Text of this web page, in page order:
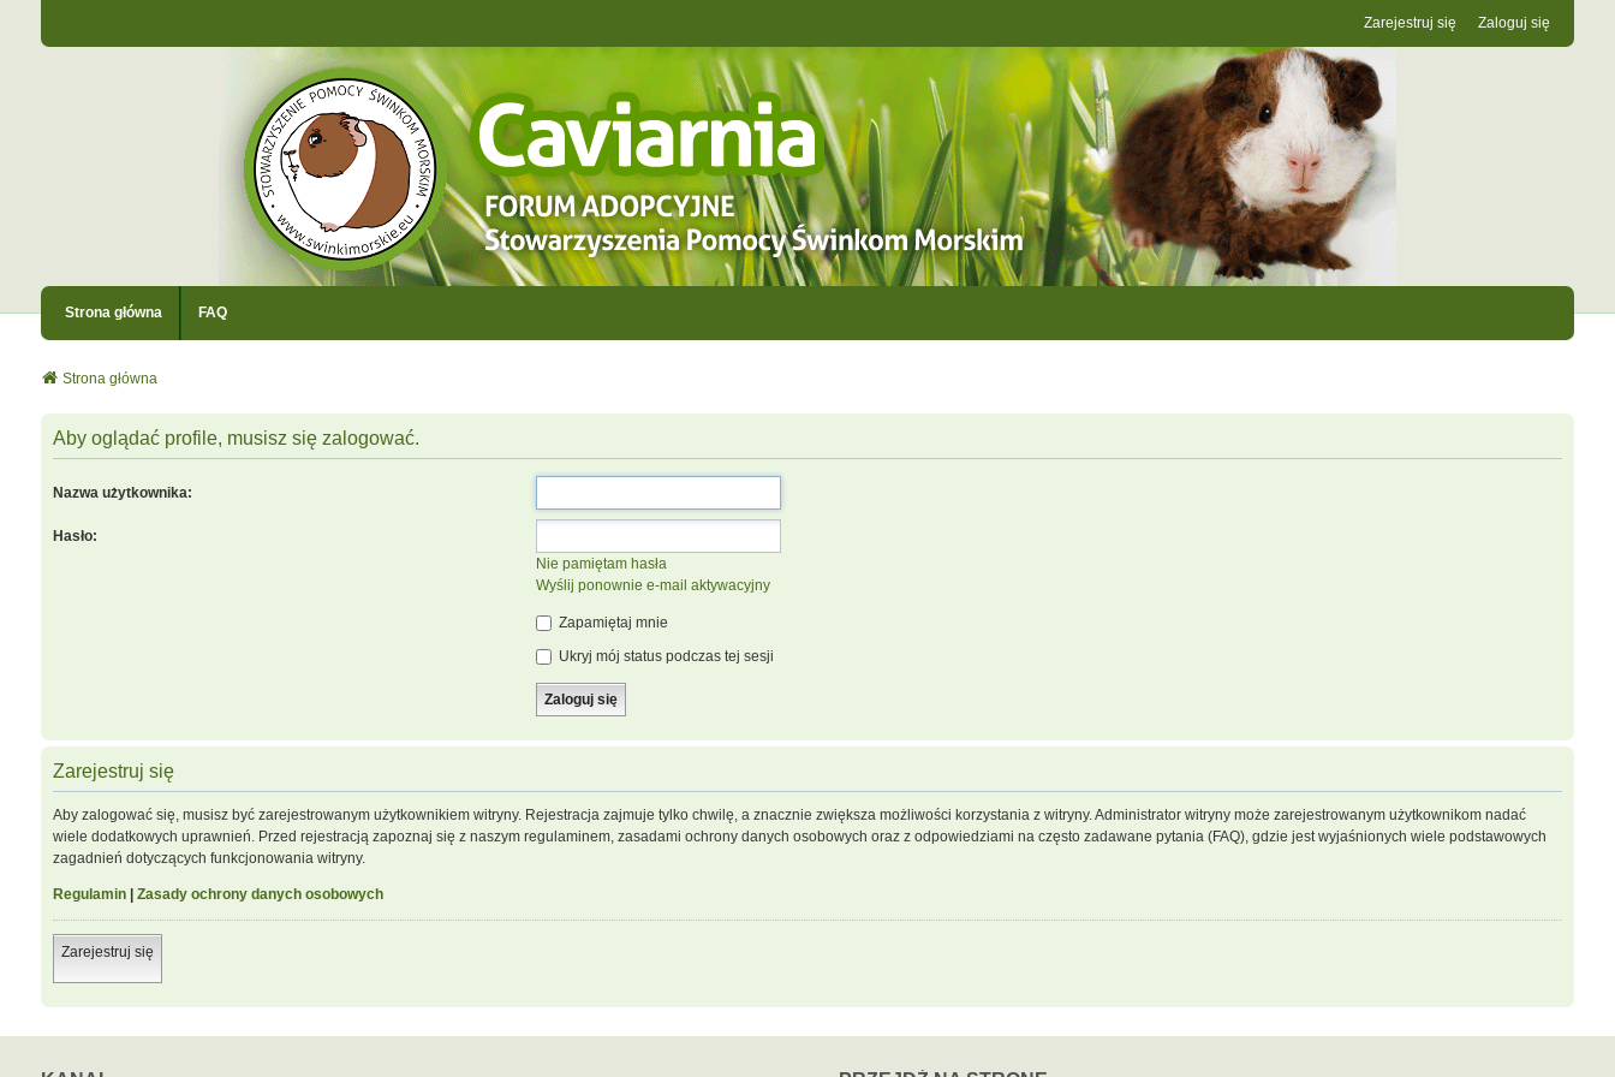
Zaloguj się
Zarejestruj się
Strona główna FAQ
Strona główna
Aby oglądać profile, musisz się zalogować.
Nazwa użytkownika:
Hasło:
Nie pamiętam hasła
Wyślij ponownie e-mail aktywacyjny
Zapamiętaj mnie
Ukryj mój status podczas tej sesji
Zarejestruj się
Aby zalogować się, musisz być zarejestrowanym użytkownikiem witryny. Rejestracja zajmuje tylko chwilę, a znacznie zwiększa możliwości korzystania z witryny. Administrator witryny może zarejestrowanym użytkownikom nadać
wiele dodatkowych uprawnień. Przed rejestracją zapoznaj się z naszym regulaminem, zasadami ochrony danych osobowych oraz z odpowiedziami na często zadawane pytania (FAQ), gdzie jest wyjaśnionych wiele podstawowych
zagadnień dotyczących funkcjonowania witryny.
Regulamin| Zasady ochrony danych osobowych
Zarejestruj się